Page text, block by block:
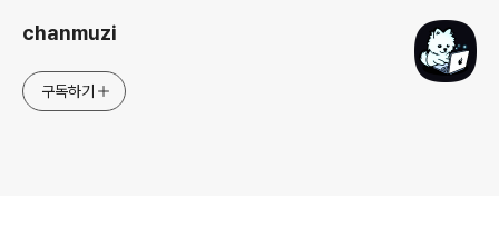
chanmuzi
구독하기